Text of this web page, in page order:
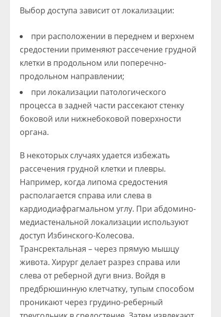
Выбор доступа зависит от локализации:
при расположении в переднем и верхнем
средостении применяют рассечение грудной
клетки в продольном или поперечно-
продольном направлении;
при локализации патологического
процесса в задней части рассекают стенку
боковой или нижнебоковой поверхности
органа.
В некоторых случаях удается избежать
рассечения грудной клетки и плевры.
Например, когда липома средостения
располагается справа или слева в
кардиодиафрагмальном углу. При абдомино-
медиастенальной локализации используют
доступ Избинского-Колесова.
Трансректальная – через прямую мышцу
живота. Хирург делает разрез справа или
слева от реберной дуги вниз. Войдя в
предбрюшинную клетчатку, тупым способом
проникают через грудино-реберный